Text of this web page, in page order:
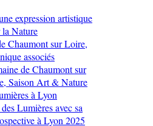
expression artistique
la Nature
Chaumont sur Loire,
associés
de Chaumont sur
Saison Art & Nature
à Lyon
Lumières avec sa
à Lyon 2025